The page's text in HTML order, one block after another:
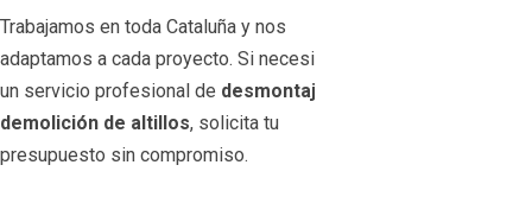
Trabajamos en toda Cataluña y nos
adaptamos a cada proyecto. Si necesitas
un servicio profesional de desmontaje o
demolición de altillos, solicita tu
presupuesto sin compromiso.